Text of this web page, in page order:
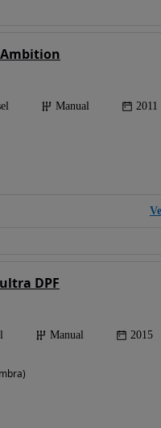
Ambition
Manual 2011
DPF
Manual 2015